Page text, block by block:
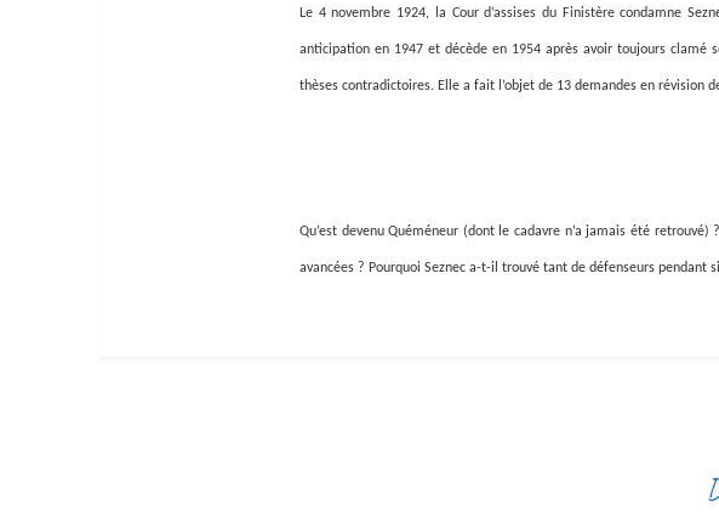
Le 4 novembre 1924, la Cour d’assises du Finistère condamne
anticipation en 1947 et décède en 1954 après avoir toujours clamé
thèses contradictoires. Elle a fait l’objet de 13 demandes en révision
Qu’est devenu Quéméneur (dont le cadavre n’a jamais été
avancées ? Pourquoi Seznec a-t-il trouvé tant de défenseurs pendant